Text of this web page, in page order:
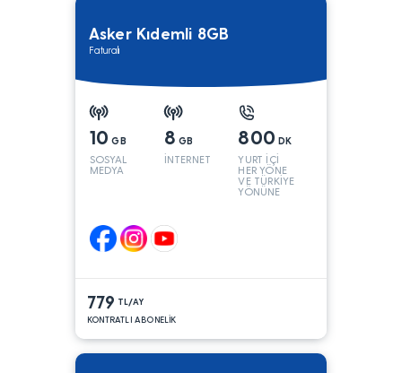
Asker Kıdemli 8GB
Faturalı
10 GB
SOSYAL
MEDYA
8 GB
İNTERNET
800 DK
YURT İÇİ
HER YÖNE
VE TÜRKİYE
YÖNÜNE
779 TL/AY
KONTRATLI ABONELİK